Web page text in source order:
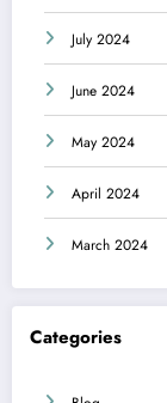
July 2024
June 2024
May 2024
April 2024
March 2024
Categories